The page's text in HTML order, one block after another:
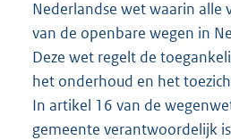
Nederlandse wet waarin
van de openbare wegen in
Deze wet regelt de
het onderhoud en het
In artikel 16 van de
gemeente verantwoordelijk